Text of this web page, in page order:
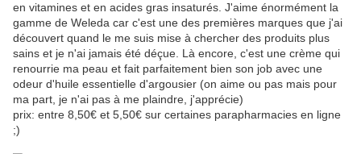
en vitamines et en acides gras insaturés. J'aime énormément la
gamme de Weleda car c'est une des premières marques que j'ai
découvert quand le me suis mise à chercher des produits plus
sains et je n'ai jamais été déçue. Là encore, c'est une crème qui
renourrie ma peau et fait parfaitement bien son job avec une
odeur d'huile essentielle d'argousier (on aime ou pas mais pour
ma part, je n'ai pas à me plaindre, j'apprécie)
prix: entre 8,50€ et 5,50€ sur certaines parapharmacies en ligne
;)